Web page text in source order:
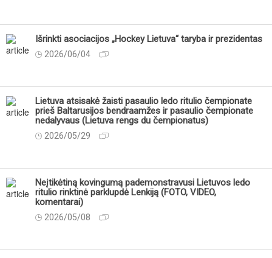
Išrinkti asociacijos „Hockey Lietuva“ taryba ir prezidentas
2026/06/04
Lietuva atsisakė žaisti pasaulio ledo ritulio čempionate
prieš Baltarusijos bendraamžes ir pasaulio čempionate
nedalyvaus (Lietuva rengs du čempionatus)
2026/05/29
Neįtikėtiną kovingumą pademonstravusi Lietuvos ledo
ritulio rinktinė parklupdė Lenkiją (FOTO, VIDEO,
komentarai)
2026/05/08